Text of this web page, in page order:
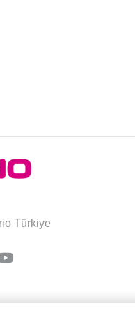
Türkiye